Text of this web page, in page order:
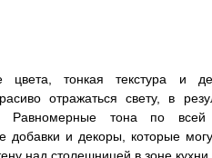
цвета, тонкая текстура и
отражаться свету, в
Равномерные тона по всей
добавки и декоры, которые